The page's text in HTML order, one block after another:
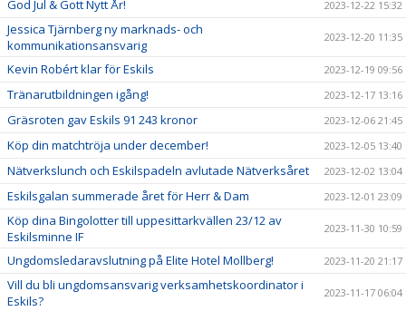
God Jul & Gott Nytt År! 2023-12-22 15:32
Jessica Tjärnberg ny marknads- och
kommunikationsansvarig
2023-12-20 11:35
Kevin Robért klar för Eskils 2023-12-19 09:56
Tränarutbildningen igång! 2023-12-17 13:16
Gräsroten gav Eskils 91 243 kronor 2023-12-06 21:45
Köp din matchtröja under december! 2023-12-05 13:40
Nätverkslunch och Eskilspadeln avlutade Nätverksåret 2023-12-02 13:04
Eskilsgalan summerade året för Herr & Dam 2023-12-01 23:09
Köp dina Bingolotter till uppesittarkvällen 23/12 av
Eskilsminne IF
2023-11-30 10:59
Ungdomsledaravslutning på Elite Hotel Mollberg! 2023-11-20 21:17
Vill du bli ungdomsansvarig verksamhetskoordinator i
Eskils?
2023-11-17 06:04